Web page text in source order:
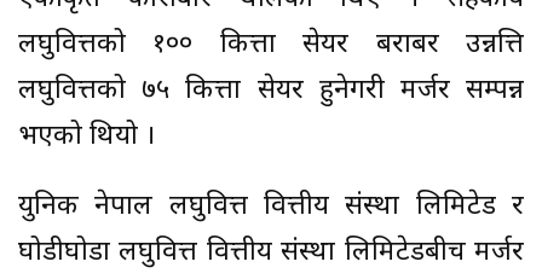
लघुवित्तको १०० कित्ता सेयर बराबर उन्नत्ति
लघुवित्तको ७५ कित्ता सेयर हुनेगरी मर्जर सम्पन्न
भएको थियो ।
युनिक नेपाल लघुवित्त वित्तीय संस्था लिमिटेड र
घोडीघोडा लघुवित्त वित्तीय संस्था लिमिटेडबीच मर्जर